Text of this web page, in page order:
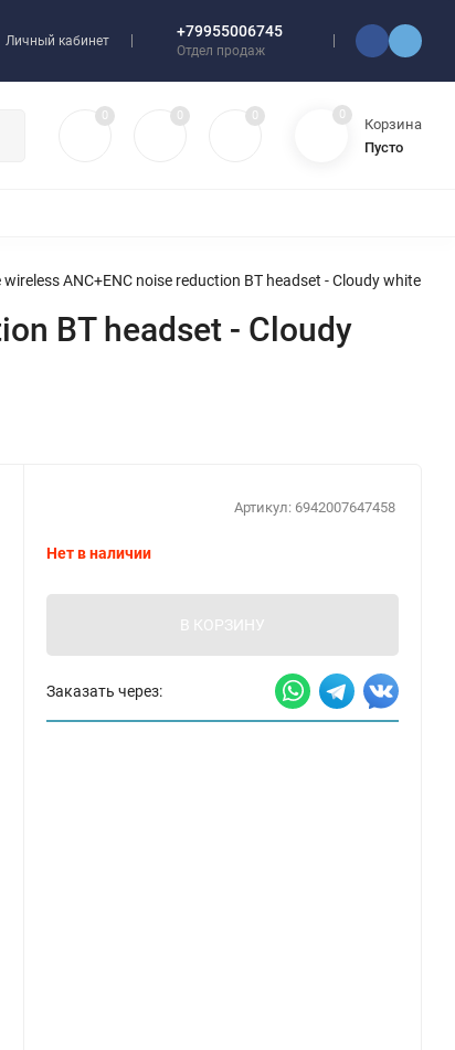
Личный кабинет
+79955006745
Отдел продаж
0 0 0 0
Корзина
Пусто
ANC+ENC noise reduction BT headset - Cloudy white
BT headset - Cloudy
Артикул: 6942007647458
Нет в наличии
В КОРЗИНУ
Заказать через: